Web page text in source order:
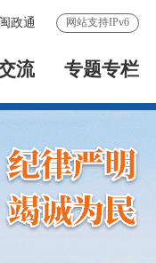
闽政通 网站支持IPv6
流 专题专栏